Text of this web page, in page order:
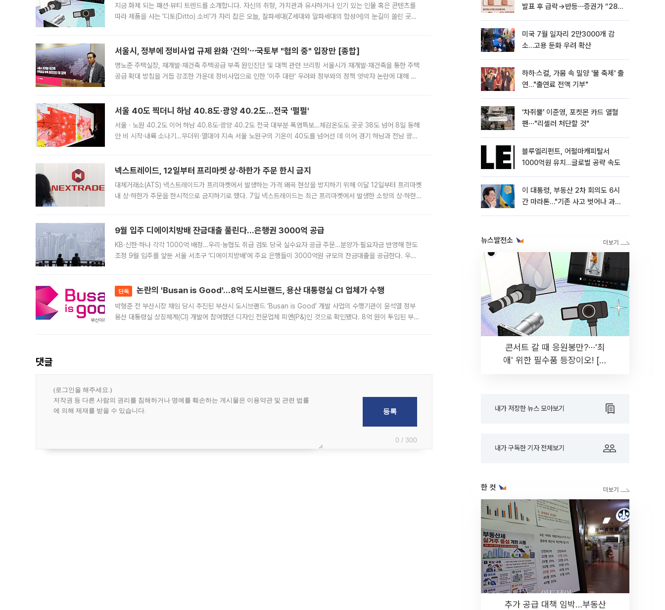
지금 화제 되는 패션·뷰티 트렌드를 소개합니다. 자신의 취향, 가치관과 유사하거나 인기 있는 인물 혹은 콘텐츠를
따라 제품을 사는 '디토(Ditto) 소비'가 자리 잡은 오늘, 잘파세대(Z세대와 알파세대의 합성어)의 눈길이 쏠린 곳은
서울시, 정부에 정비사업 규제 완화 '건의'⋯국토부 "협의 중" 입장만 [종합]
명노준 주택실장, 재개발·재건축 주택공급 부족 원인진단 및 대책 관련 브리핑 서울시가 재개발·재건축을 통한 주택
공급 확대 방침을 거듭 강조한 가운데 정비사업으로 인한 '이주 대란' 우려와 정부와의 정책 엇박자 논란에 대해 정
서울 40도 찍더니 하남 40.8도·광양 40.2도…전국 '펄펄'
서울ㆍ노원 40.2도 이어 하남 40.8도·광양 40.2도 전국 대부분 폭염특보…체감온도도 곳곳 38도 넘어 8일 동해
안 비 시작·내륙 소나기…무더위·열대야 지속 서울 노원구의 기온이 40도를 넘어선 데 이어 경기 하남과 전남 광양
넥스트레이드, 12일부터 프리마켓 상·하한가 주문 한시 금지
대체거래소(ATS) 넥스트레이드가 프리마켓에서 발생하는 가격 왜곡 현상을 방지하기 위해 이달 12일부터 프리마켓
내 상·하한가 주문을 한시적으로 금지하기로 했다. 7일 넥스트레이드는 최근 프리마켓에서 발생한 소량의 상·하한
9월 입주 디에이치방배 잔금대출 풀린다…은행권 3000억 공급
KB·신한·하나 각각 1000억 배정…우리·농협도 취급 검토 당국 실수요자 공급 주문…분양가·필요자금 반영해 한도
조정 9월 입주를 앞둔 서울 서초구 ‘디에이치방배’에 주요 은행들이 3000억원 규모의 잔금대출을 공급한다. 우리
단독 논란의 'Busan is Good'…8억 도시브랜드, 용산 대통령실 CI 업체가 수행
박형준 전 부산시장 재임 당시 추진된 부산시 도시브랜드 ‘Busan is Good’ 개발 사업의 수행기관이 윤석열 정부
용산 대통령실 상징체계(CI) 개발에 참여했던 디자인 전문업체 피앤(P&)인 것으로 확인됐다. 8억 원이 투입된 부산
댓글
0 / 300
발표 후 급락→반등⋯증권가 “28년
미국 7월 일자리 2만3000개 감
소…고용 둔화 우려 확산
하하·스컬, 가뭄 속 밀양 '물 축제' 출
연…"출연료 전액 기부"
'차쥐뿔' 이준영, 포켓몬 카드 열혈
팬⋯"리셀러 처단할 것"
블루엘리펀트, 어펄마캐피탈서
1000억원 유치…글로벌 공략 속도
이 대통령, 부동산 2차 회의도 6시
간 마라톤…"기존 사고 벗어나 과감
뉴스발전소
콘서트 갈 때 응원봉만?⋯'최
애' 위한 필수품 등장이오! [솔
내가 저장한 뉴스 모아보기
내가 구독한 기자 전체보기
한 컷
추가 공급 대책 임박…부동산